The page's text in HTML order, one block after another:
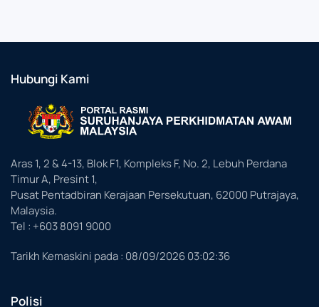
Hubungi Kami
Aras 1, 2 & 4-13, Blok F1, Kompleks F, No. 2, Lebuh Perdana
Timur A, Presint 1,
Pusat Pentadbiran Kerajaan Persekutuan, 62000 Putrajaya,
Malaysia.
Tel : +603 8091 9000
Tarikh Kemaskini pada : 08/09/2026 03:02:36
Polisi